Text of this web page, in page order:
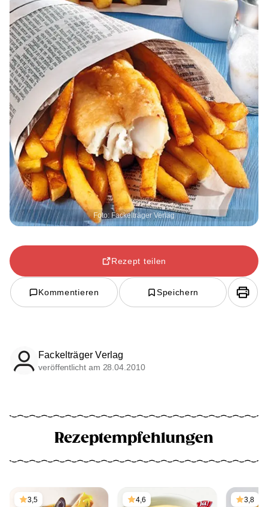
Foto: Fackelträger Verlag
Rezept teilen
Kommentieren Speichern
Fackelträger Verlag
veröffentlicht am 28.04.2010
Rezeptempfehlungen
3,5 4,6 3,8